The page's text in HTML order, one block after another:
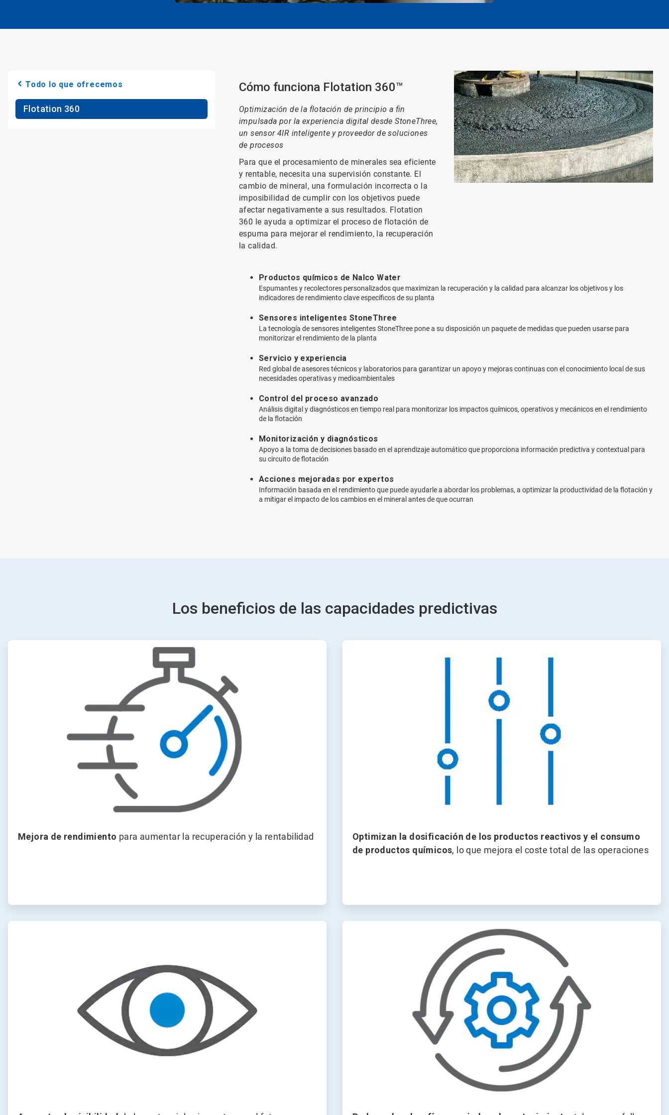
Todo lo que ofrecemos
Flotation 360
Cómo funciona Flotation 360™
Optimización de la flotación de principio a fin
impulsada por la experiencia digital desde StoneThree,
un sensor 4IR inteligente y proveedor de soluciones
de procesos
Para que el procesamiento de minerales sea eficiente
y rentable, necesita una supervisión constante. El
cambio de mineral, una formulación incorrecta o la
imposibilidad de cumplir con los objetivos puede
afectar negativamente a sus resultados. Flotation
360 le ayuda a optimizar el proceso de flotación de
espuma para mejorar el rendimiento, la recuperación
la calidad.
Productos químicos de Nalco Water
Espumantes y recolectores personalizados que maximizan la recuperación y la calidad para alcanzar los objetivos y los
indicadores de rendimiento clave específicos de su planta
Sensores inteligentes StoneThree
La tecnología de sensores inteligentes StoneThree pone a su disposición un paquete de medidas que pueden usarse para
monitorizar el rendimiento de la planta
Servicio y experiencia
Red global de asesores técnicos y laboratorios para garantizar un apoyo y mejoras continuas con el conocimiento local de sus
necesidades operativas y medioambientales
Control del proceso avanzado
Análisis digital y diagnósticos en tiempo real para monitorizar los impactos químicos, operativos y mecánicos en el rendimiento
de la flotación
Monitorización y diagnósticos
Apoyo a la toma de decisiones basado en el aprendizaje automático que proporciona información predictiva y contextual para
su circuito de flotación
Acciones mejoradas por expertos
Información basada en el rendimiento que puede ayudarle a abordar los problemas, a optimizar la productividad de la flotación y
a mitigar el impacto de los cambios en el mineral antes de que ocurran
Los beneficios de las capacidades predictivas
ArticleTile
Mejora de rendimiento para aumentar la recuperación y la rentabilidad
ArticleTile
ArticleTile
Optimizan la dosificación de los productos reactivos y el consumo
de productos químicos, lo que mejora el coste total de las operaciones
ArticleTile